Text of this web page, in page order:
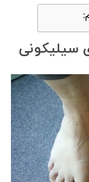
سیلیکونی